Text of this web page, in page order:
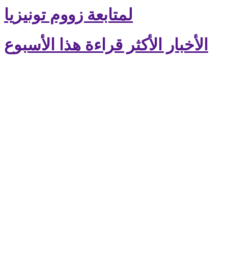
لمتابعة زووم تونيزيا
الأخبار الأكثر قراءة هذا الأسبوع